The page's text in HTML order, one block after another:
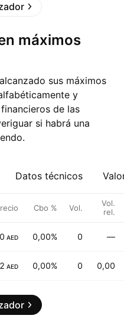
sus máximos
y
de las
si habrá una
Datos técnicos
Cbo % Vol.
Vol.
rel.
AED 0,00% 0 —
AED 0,00% 0 0,00